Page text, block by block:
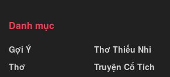
Danh mục
Gợi Ý
Thơ
Thơ Thiếu Nhi
Truyện Cổ Tích